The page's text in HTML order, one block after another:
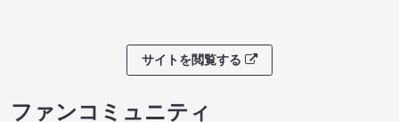
サイトを閲覧する
ファンコミュニティ